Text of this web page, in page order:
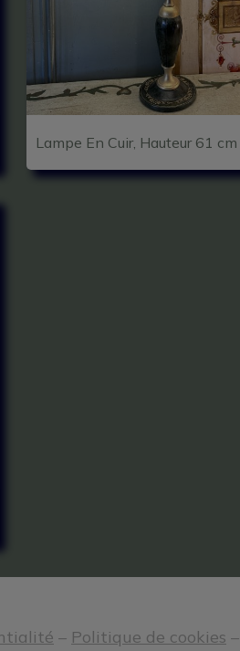
Lampe En Cuir, Hauteur 61 cm
– Politique de cookies –